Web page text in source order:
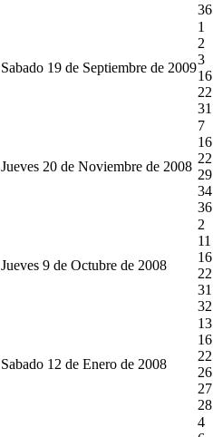
36
Sabado 19 de Septiembre de 2009
1
2
3
16
22
31
Jueves 20 de Noviembre de 2008
7
16
22
29
34
36
Jueves 9 de Octubre de 2008
2
11
16
22
31
32
Sabado 12 de Enero de 2008
13
16
22
26
27
28
4